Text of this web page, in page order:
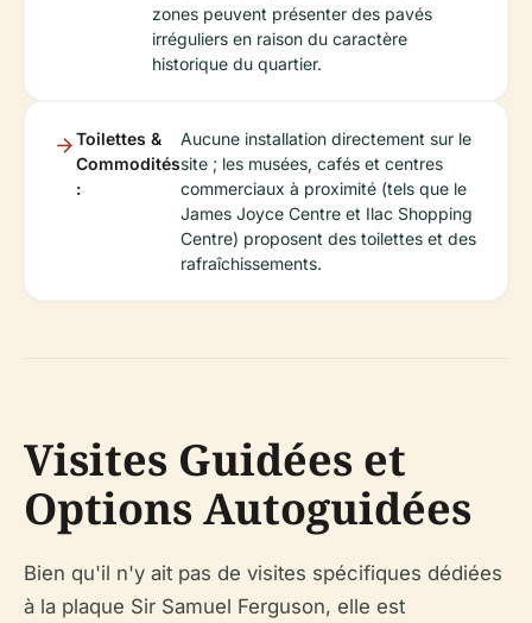
zones peuvent présenter des pavés
irréguliers en raison du caractère
historique du quartier.
Toilettes &
Commodités
:
Aucune installation directement sur le
site ; les musées, cafés et centres
commerciaux à proximité (tels que le
James Joyce Centre et Ilac Shopping
Centre) proposent des toilettes et des
rafraîchissements.
Visites Guidées et
Options Autoguidées
Bien qu'il n'y ait pas de visites spécifiques dédiées
à la plaque Sir Samuel Ferguson, elle est